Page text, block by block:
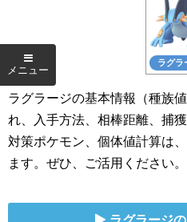
ラグラ
ラグラージの基本情報（種族
れ、入手方法、相棒距離、捕
対策ポケモン、個体値計算は
ます。ぜひ、ご活用ください。